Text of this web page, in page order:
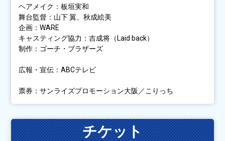
ヘアメイク：板垣実和
舞台監督：山下 翼、秋成絵美
企画：WARE
キャスティング協力：吉成将（Laid back）
制作：ゴーチ・ブラザーズ
広報・宣伝：ABCテレビ
票券：サンライズプロモーション大阪／こりっち
チケット